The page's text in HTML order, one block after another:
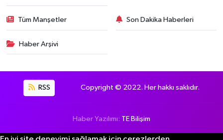
Tüm Manşetler Son Dakika Haberleri
Haber Arşivi
RSS Copyright © 2022. Her hakkı saklıdır.
Haber Yazılımı: TE Bilişim